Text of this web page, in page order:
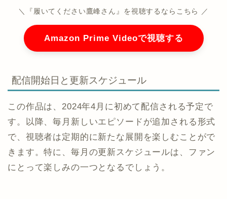
＼『履いてください鷹峰さん』を視聴するならこちら ／
Amazon Prime Videoで視聴する
配信開始日と更新スケジュール
この作品は、2024年4月に初めて配信される予定で
す。以降、毎月新しいエピソードが追加される形式
で、視聴者は定期的に新たな展開を楽しむことがで
きます。特に、毎月の更新スケジュールは、ファン
にとって楽しみの一つとなるでしょう。